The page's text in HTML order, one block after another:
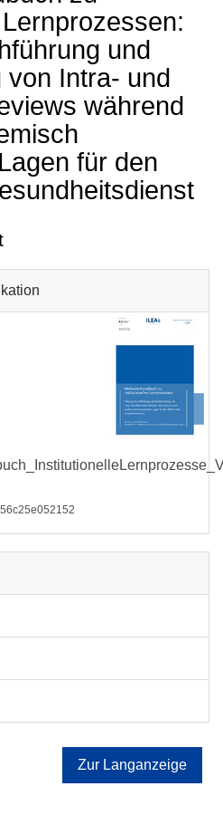
und
von Intra- und
während
für den
Zur Langanzeige